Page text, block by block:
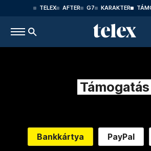
TELEX AFTER G7 KARAKTER
Támogatás
Bankkártya PayPal